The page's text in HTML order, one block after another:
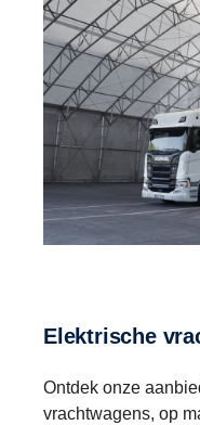
Elektrische
Ontdek onze
vrachtwagens, op